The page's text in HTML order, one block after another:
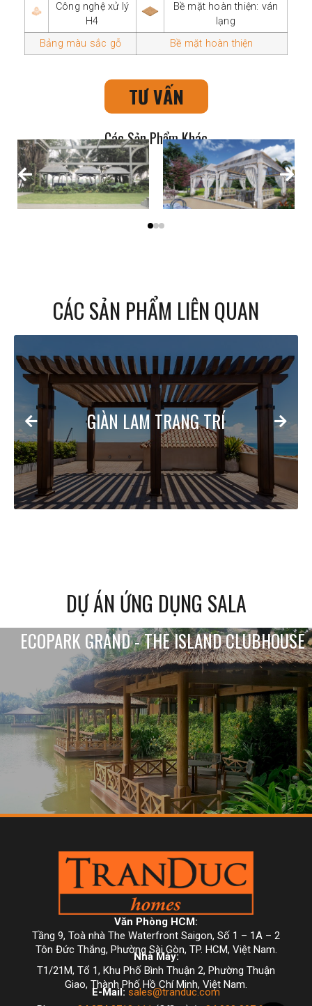
Công nghệ xử lý
H4
Bề mặt hoàn thiện: ván
lạng
Bảng màu sắc gỗ
Bề mặt hoàn thiện
TƯ VẤN
Các Sản Phẩm Khác
CÁC SẢN PHẨM LIÊN QUAN
GIÀN LAM TRANG TRÍ
DỰ ÁN ỨNG DỤNG SALA
ECOPARK GRAND - THE ISLAND CLUBHOUSE
Văn Phòng HCM:
Tầng 9, Toà nhà The Waterfront Saigon, Số 1 – 1A – 2
Tôn Đức Thắng, Phường Sài Gòn, TP. HCM, Việt Nam.
Nhà Máy:
T1/21M, Tổ 1, Khu Phố Bình Thuận 2, Phường Thuận
Giao, Thành Phố Hồ Chí Minh, Việt Nam.
E-Mail: sales@tranduc.com